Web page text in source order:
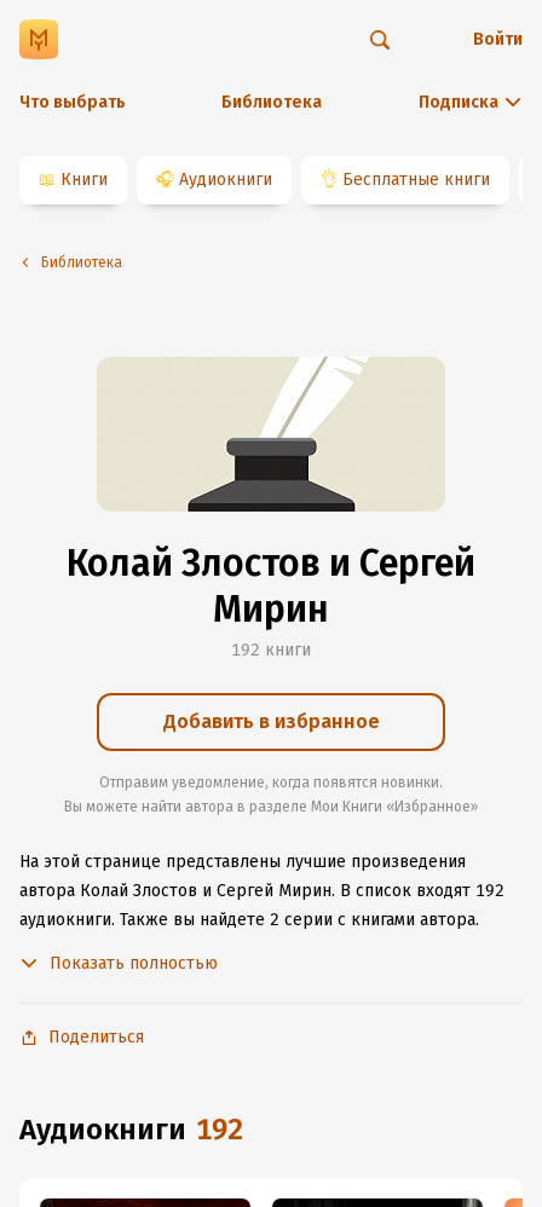
Что выбрать Библиотека Подписка
Войти
📖 Книги 🎧 Аудиокниги 👌 Бесплатные книги
Библиотека
Колай Злостов и Сергей
Мирин
192 книги
Добавить в избранное
Отправим уведомление, когда появятся новинки.
Вы можете найти автора в разделе Мои Книги «Избранное»
На этой странице представлены лучшие произведения
автора Колай Злостов и Сергей Мирин. В список входят 192
аудиокниги. Также вы найдете 2 серии с книгами автора.
с любимыми произведениями даже без подключения
Показать полностью
Поделиться
аудиокниги 192